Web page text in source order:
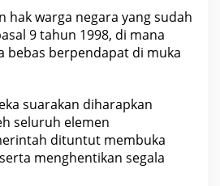
hak warga negara yang sudah
9tahun 1998, di mana
bebas berpendapat di muka
suarakan diharapkan
seluruh elemen
dituntut membuka
menghentikan segala